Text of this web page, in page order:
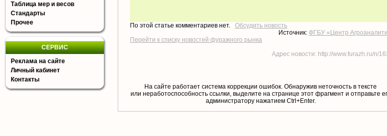
Таблица мер и весов
Стандарты
Прочее
СЕРВИС
Реклама на сайте
Личный кабинет
Контакты
По этой статье комментариев нет. Обсудить новость
Источник: ФГБУ «Центр
Перейти к списку новостей фуражного рынка
Адрес новости: http://www.furazh.ru/n/
На сайте работает система коррекции ошибок. Обнаружив неточность в тексте
или неработоспособность ссылки, выделите на странице этот фрагмент и отправьте
aдминистратору нажатием Ctrl+Enter.